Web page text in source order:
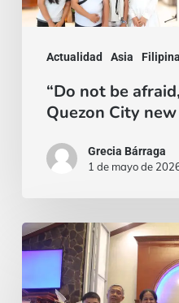
Actualidad Asia
new
born“Do not be
Quezon City
Grecia Bárraga
1 de mayo de
Two
Lives
Offered: